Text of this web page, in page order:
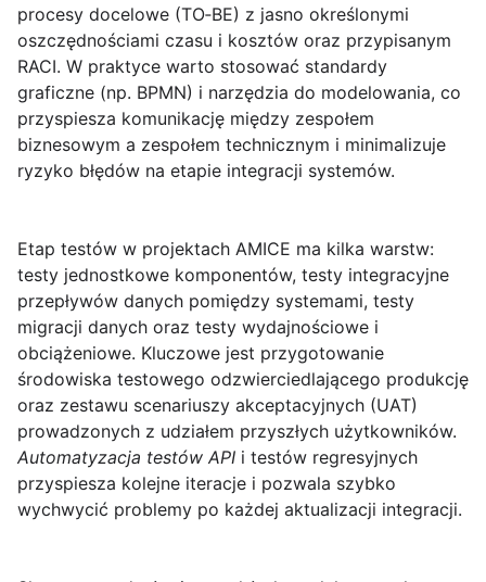
procesy docelowe (TO‑BE) z jasno określonymi
oszczędnościami czasu i kosztów oraz przypisanym
RACI. W praktyce warto stosować standardy
graficzne (np. BPMN) i narzędzia do modelowania, co
przyspiesza komunikację między zespołem
biznesowym a zespołem technicznym i minimalizuje
ryzyko błędów na etapie integracji systemów.
Etap testów w projektach AMICE ma kilka warstw:
testy jednostkowe komponentów, testy integracyjne
przepływów danych pomiędzy systemami, testy
migracji danych oraz testy wydajnościowe i
obciążeniowe. Kluczowe jest przygotowanie
środowiska testowego odzwierciedlającego produkcję
oraz zestawu scenariuszy akceptacyjnych (UAT)
prowadzonych z udziałem przyszłych użytkowników.
Automatyzacja testów API i testów regresyjnych
przyspiesza kolejne iteracje i pozwala szybko
wychwycić problemy po każdej aktualizacji integracji.